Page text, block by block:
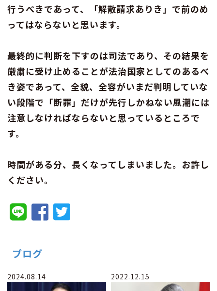
行うべきであって、「解散請求ありき」で前のめ
ってはならないと思います。
最終的に判断を下すのは司法であり、その結果を
厳粛に受け止めることが法治国家としてのあるべ
き姿であって、全貌、全容がいまだ判明していな
い段階で「断罪」だけが先行しかねない風潮には
注意しなければならないと思っているところで
す。
時間がある分、長くなってしまいました。お許し
ください。
ブログ
2024.08.14 2022.12.15